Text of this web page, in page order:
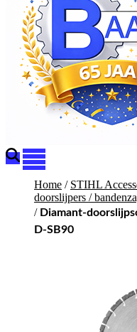
Home / STIHL
doorslijpers /
/ Diamant-
D-SB90